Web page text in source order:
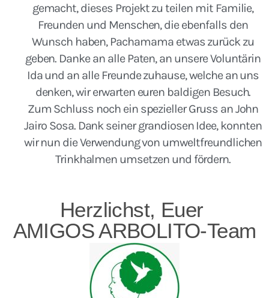
gemacht, dieses Projekt zu teilen mit Familie,
Freunden und Menschen, die ebenfalls den
Wunsch haben, Pachamama etwas zurück zu
geben. Danke an alle Paten, an unsere Voluntärin
Ida und an alle Freunde zuhause, welche an uns
denken, wir erwarten euren baldigen Besuch.
Zum Schluss noch ein spezieller Gruss an John
Jairo Sosa. Dank seiner grandiosen Idee, konnten
wir nun die Verwendung von umweltfreundlichen
Trinkhalmen umsetzen und fördern.
Herzlichst, Euer
AMIGOS ARBOLITO-Team